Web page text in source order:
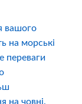
вашого
на морські
переваги
на човні.